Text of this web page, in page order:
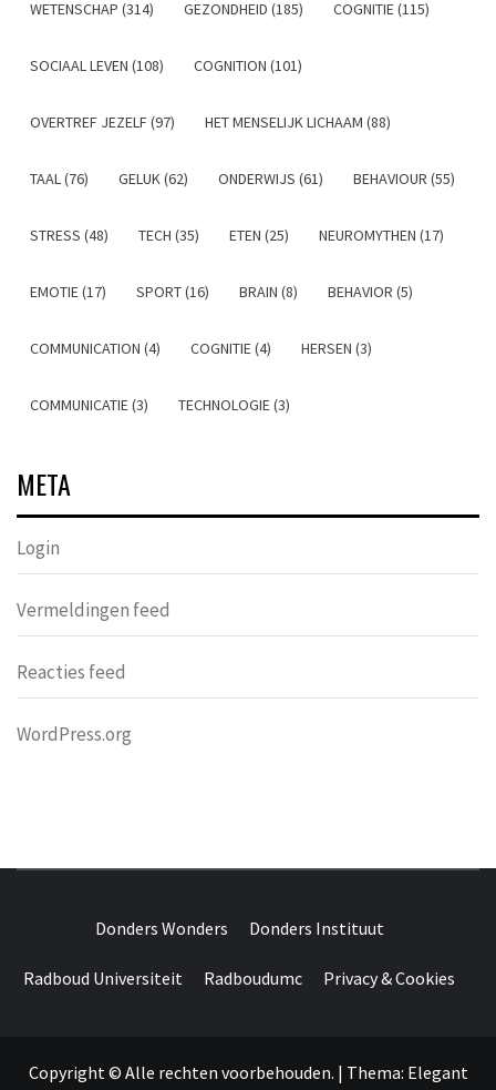
WETENSCHAP (314) GEZONDHEID (185) COGNITIE (115)
SOCIAAL LEVEN (108) COGNITION (101)
OVERTREF JEZELF (97) HET MENSELIJK LICHAAM (88)
TAAL (76) GELUK (62) ONDERWIJS (61) BEHAVIOUR (55)
STRESS (48) TECH (35) ETEN (25) NEUROMYTHEN (17)
EMOTIE (17) SPORT (16) BRAIN (8) BEHAVIOR (5)
COMMUNICATION (4) COGNITIE (4) HERSEN (3)
COMMUNICATIE (3) TECHNOLOGIE (3)
META
Login
Vermeldingen feed
Reacties feed
WordPress.org
WONDERS
Donders Wonders Donders Instituut
Radboud Universiteit Radboudumc Privacy & Cookies
Copyright © Alle rechten voorbehouden. | Thema: Elegant